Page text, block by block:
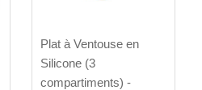
Plat à Ventouse en
Silicone (3
compartiments) -